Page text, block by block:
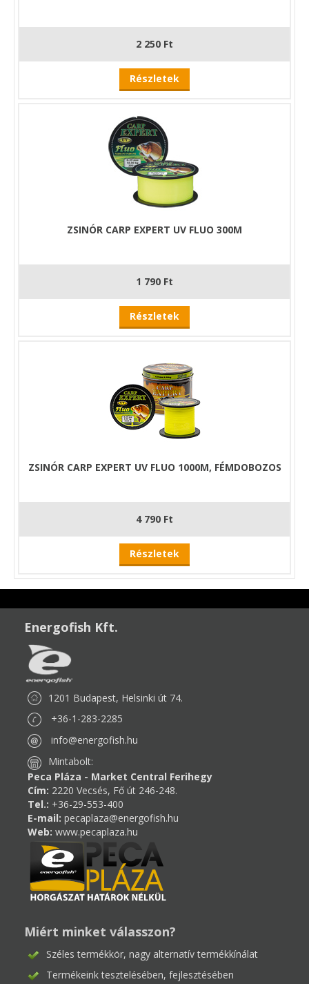
2 250 Ft
Részletek
ZSINÓR CARP EXPERT UV FLUO 300M
1 790 Ft
Részletek
ZSINÓR CARP EXPERT UV FLUO 1000M, FÉMDOBOZOS
4 790 Ft
Részletek
Energofish Kft.
1201 Budapest, Helsinki út 74.
+36-1-283-2285
info@energofish.hu
Mintabolt:
Peca Pláza - Market Central Ferihegy
Cím: 2220 Vecsés, Fő út 246-248.
Tel.: +36-29-553-400
E-mail: pecaplaza@energofish.hu
Web: www.pecaplaza.hu
Miért minket válasszon?
Széles termékkör, nagy alternatív termékkínálat
Termékeink tesztelésében, fejlesztésében